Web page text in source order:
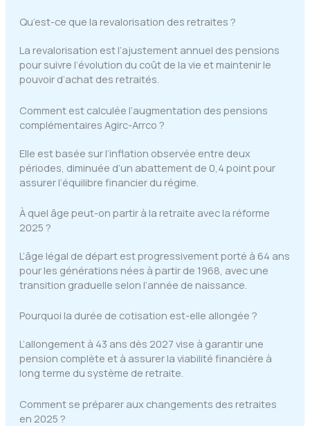
Qu’est-ce que la revalorisation des retraites ?
La revalorisation est l’ajustement annuel des pensions
pour suivre l’évolution du coût de la vie et maintenir le
pouvoir d’achat des retraités.
Comment est calculée l’augmentation des pensions
complémentaires Agirc-Arrco ?
Elle est basée sur l’inflation observée entre deux
périodes, diminuée d’un abattement de 0,4 point pour
assurer l’équilibre financier du régime.
À quel âge peut-on partir à la retraite avec la réforme
2025 ?
L’âge légal de départ est progressivement porté à 64 ans
pour les générations nées à partir de 1968, avec une
transition graduelle selon l’année de naissance.
Pourquoi la durée de cotisation est-elle allongée ?
L’allongement à 43 ans dès 2027 vise à garantir une
pension complète et à assurer la viabilité financière à
long terme du système de retraite.
Comment se préparer aux changements des retraites
en 2025 ?